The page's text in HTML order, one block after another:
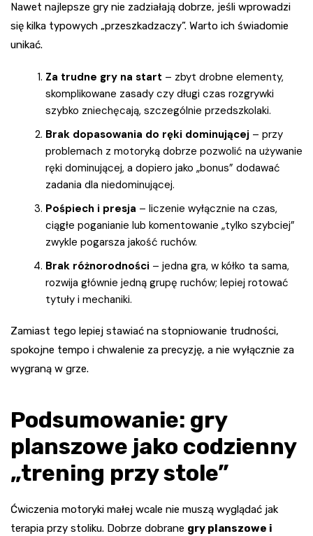
Nawet najlepsze gry nie zadziałają dobrze, jeśli wprowadzi
się kilka typowych „przeszkadzaczy”. Warto ich świadomie
unikać.
Za trudne gry na start – zbyt drobne elementy,
skomplikowane zasady czy długi czas rozgrywki
szybko zniechęcają, szczególnie przedszkolaki.
Brak dopasowania do ręki dominującej – przy
problemach z motoryką dobrze pozwolić na używanie
ręki dominującej, a dopiero jako „bonus” dodawać
zadania dla niedominującej.
Pośpiech i presja – liczenie wyłącznie na czas,
ciągłe poganianie lub komentowanie „tylko szybciej”
zwykle pogarsza jakość ruchów.
Brak różnorodności – jedna gra, w kółko ta sama,
rozwija głównie jedną grupę ruchów; lepiej rotować
tytuły i mechaniki.
Zamiast tego lepiej stawiać na stopniowanie trudności,
spokojne tempo i chwalenie za precyzję, a nie wyłącznie za
wygraną w grze.
Podsumowanie: gry
planszowe jako codzienny
„trening przy stole”
Ćwiczenia motoryki małej wcale nie muszą wyglądać jak
terapia przy stoliku. Dobrze dobrane gry planszowe i